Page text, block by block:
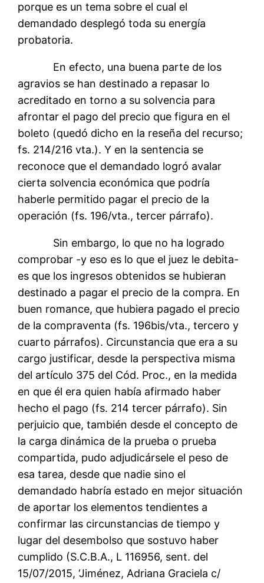
porque es un tema sobre el cual el
demandado desplegó toda su energía
probatoria.
En efecto, una buena parte de los
agravios se han destinado a repasar lo
acreditado en torno a su solvencia para
afrontar el pago del precio que figura en el
boleto (quedó dicho en la reseña del recurso;
fs. 214/216 vta.). Y en la sentencia se
reconoce que el demandado logró avalar
cierta solvencia económica que podría
haberle permitido pagar el precio de la
operación (fs. 196/vta., tercer párrafo).
Sin embargo, lo que no ha logrado
comprobar -y eso es lo que el juez le debita-
es que los ingresos obtenidos se hubieran
destinado a pagar el precio de la compra. En
buen romance, que hubiera pagado el precio
de la compraventa (fs. 196bis/vta., tercero y
cuarto párrafos). Circunstancia que era a su
cargo justificar, desde la perspectiva misma
del artículo 375 del Cód. Proc., en la medida
en que él era quien había afirmado haber
hecho el pago (fs. 214 tercer párrafo). Sin
perjuicio que, también desde el concepto de
la carga dinámica de la prueba o prueba
compartida, pudo adjudicársele el peso de
esa tarea, desde que nadie sino el
demandado habría estado en mejor situación
de aportar los elementos tendientes a
confirmar las circunstancias de tiempo y
lugar del desembolso que sostuvo haber
cumplido (S.C.B.A., L 116956, sent. del
15/07/2015, ‘Jiménez, Adriana Graciela c/